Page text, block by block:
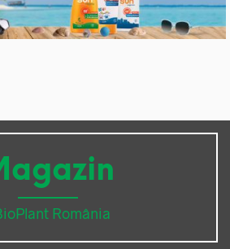
România